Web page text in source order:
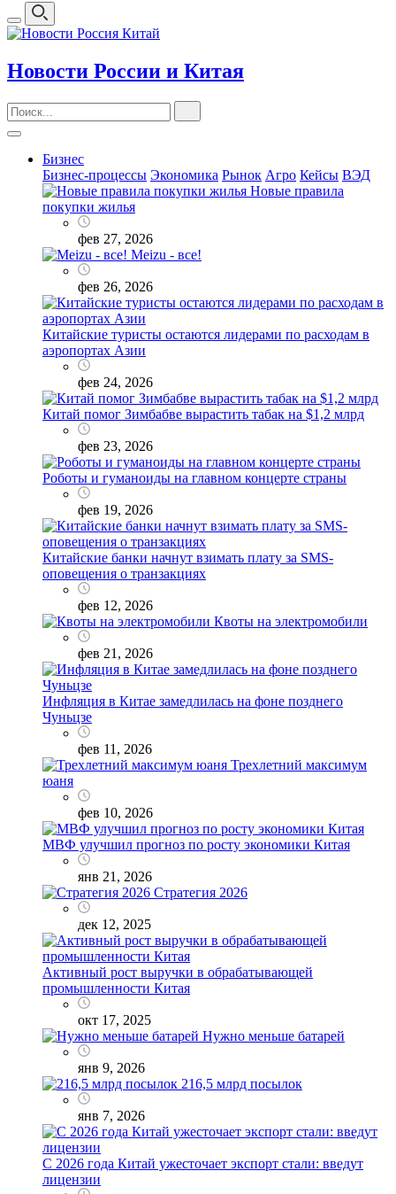
Новости России и Китая
Бизнес
Бизнес-процессы Экономика Рынок Агро Кейсы ВЭД
Новые правила
покупки жилья
фев 27, 2026
Meizu - все!
фев 26, 2026
Китайские туристы остаются лидерами по расходам в
аэропортах Азии
фев 24, 2026
Китай помог Зимбабве вырастить табак на $1,2 млрд
фев 23, 2026
Роботы и гуманоиды на главном концерте страны
фев 19, 2026
Китайские банки начнут взимать плату за SMS-
оповещения о транзакциях
фев 12, 2026
Квоты на электромобили
фев 21, 2026
Инфляция в Китае замедлилась на фоне позднего
Чуньцзе
фев 11, 2026
Трехлетний максимум
юаня
фев 10, 2026
МВФ улучшил прогноз по росту экономики Китая
янв 21, 2026
Стратегия 2026
дек 12, 2025
Активный рост выручки в обрабатывающей
промышленности Китая
окт 17, 2025
Нужно меньше батарей
янв 9, 2026
216,5 млрд посылок
янв 7, 2026
С 2026 года Китай ужесточает экспорт стали: введут
лицензии